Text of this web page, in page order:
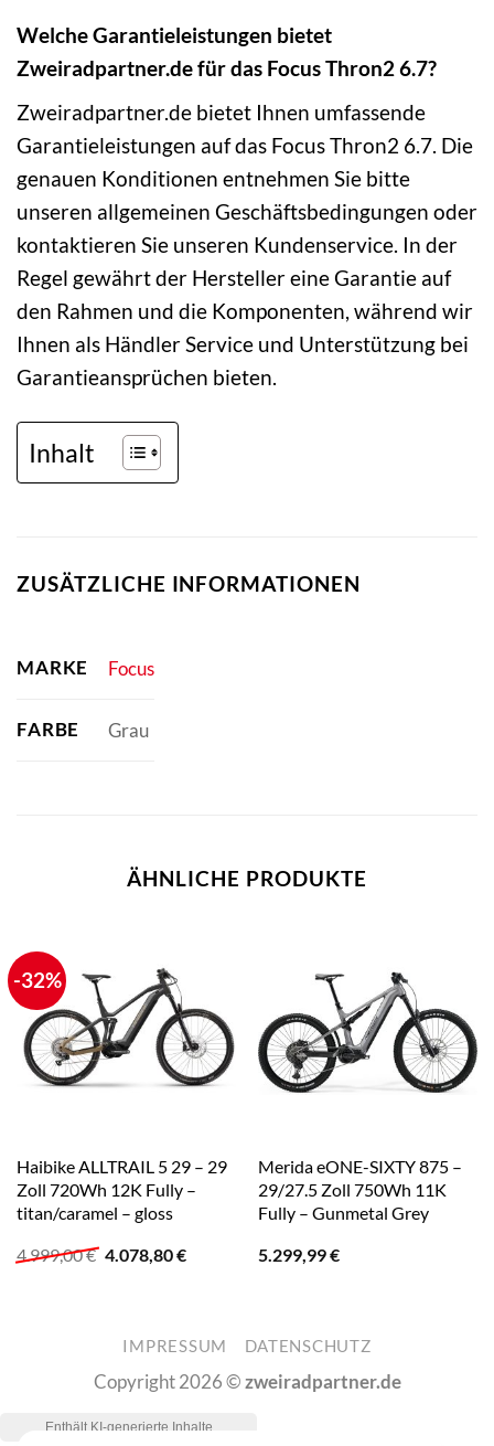
Welche Garantieleistungen bietet
Zweiradpartner.de für das Focus Thron2 6.7?
Zweiradpartner.de bietet Ihnen umfassende
Garantieleistungen auf das Focus Thron2 6.7. Die
genauen Konditionen entnehmen Sie bitte
unseren allgemeinen Geschäftsbedingungen oder
kontaktieren Sie unseren Kundenservice. In der
Regel gewährt der Hersteller eine Garantie auf
den Rahmen und die Komponenten, während wir
Ihnen als Händler Service und Unterstützung bei
Garantieansprüchen bieten.
Inhalt
ZUSÄTZLICHE INFORMATIONEN
MARKE Focus
FARBE Grau
ÄHNLICHE PRODUKTE
-32%
Haibike ALLTRAIL 5 29 – 29
Zoll 720Wh 12K Fully –
titan/caramel – gloss
4.999,00€ Ursprünglicher
4.078,80€Aktueller
Merida eONE-SIXTY 875 –
29/27.5 Zoll 750Wh 11K
Fully – Gunmetal Grey
5.299,99€
IMPRESSUM DATENSCHUTZ
Copyright 2026 ©zweiradpartner.de